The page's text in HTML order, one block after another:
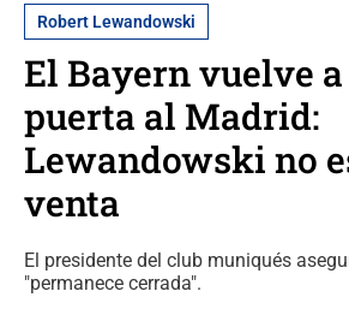
Robert Lewandowski
El Bayern vuelve
puerta al Madrid:
Lewandowski no
venta
El presidente del club muniqués
"permanece cerrada".